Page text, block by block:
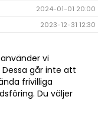
2024-01-01 20:00
2023-12-31 12:30
2023-12-25 14:49
2023-12-11 08:00
2023-12-10 09:10
vi
går inte att
frivilliga
Du väljer